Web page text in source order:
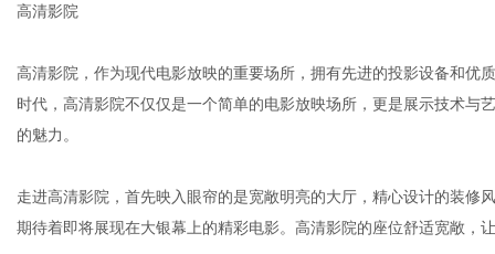
高清影院
高清影院，作为现代电影放映的重要场所，拥有先进的投影设备和优
时代，高清影院不仅仅是一个简单的电影放映场所，更是展示技术与
的魅力。
走进高清影院，首先映入眼帘的是宽敞明亮的大厅，精心设计的装修
期待着即将展现在大银幕上的精彩电影。高清影院的座位舒适宽敞，